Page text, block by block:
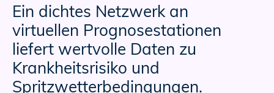
Ein dichtes Netzwerk an
virtuellen Prognosestationen
liefert wertvolle Daten zu
Krankheitsrisiko und
Spritzwetterbedingungen.